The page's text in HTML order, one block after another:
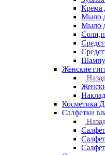
Крема
Мыло
Мыло
Женские
Салфетки